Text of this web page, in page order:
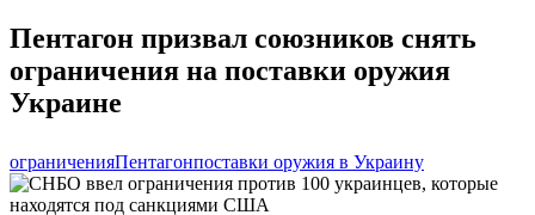
Пентагон призвал союзников снять
ограничения на поставки оружия
Украине
ограниченияПентагонпоставки оружия в Украину